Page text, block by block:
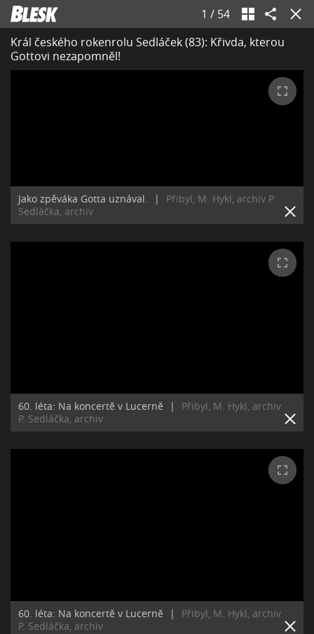
1 / 54
Král českého rokenrolu Sedláček (83): Křivda, kterou
Gottovi nezapomněl!
Jako zpěváka Gotta uznával. |
Přibyl, M. Hykl, archiv P.
Sedláčka, archiv
60. léta: Na koncertě v Lucerně |
Přibyl, M. Hykl, archiv
P. Sedláčka, archiv
60. léta: Na koncertě v Lucerně |
Přibyl, M. Hykl, archiv
P. Sedláčka, archiv